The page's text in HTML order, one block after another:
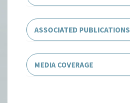
ASSOCIATED PUBLICATIONS
MEDIA COVERAGE